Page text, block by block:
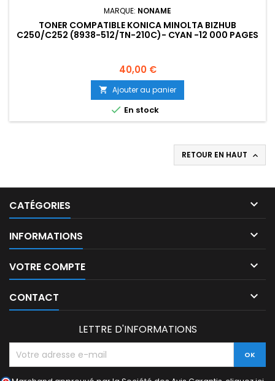
MARQUE: NONAME
TONER COMPATIBLE KONICA MINOLTA BIZHUB
C250/C252 (8938-512/TN-210C)- CYAN -12 000 PAGES
Prix
40,00 €
 Ajouter au panier
 En stock
RETOUR EN HAUT 
CATÉGORIES 
INFORMATIONS 
VOTRE COMPTE 
CONTACT 
LETTRE D'INFORMATIONS